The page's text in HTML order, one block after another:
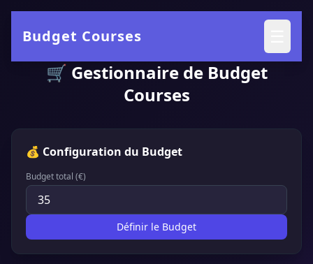
Budget Courses
🛒 Gestionnaire de Budget
Courses
💰 Configuration du Budget
Budget total (€)
Définir le Budget